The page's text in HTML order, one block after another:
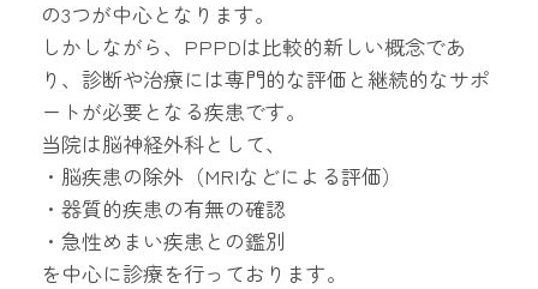
の3つが中心となります。
しかしながら、PPPDは比較的新しい概念であ
り、診断や治療には専門的な評価と継続的なサポ
ートが必要となる疾患です。
当院は脳神経外科として、
・脳疾患の除外（MRIなどによる評価）
・器質的疾患の有無の確認
・急性めまい疾患との鑑別
を中心に診療を行っております。